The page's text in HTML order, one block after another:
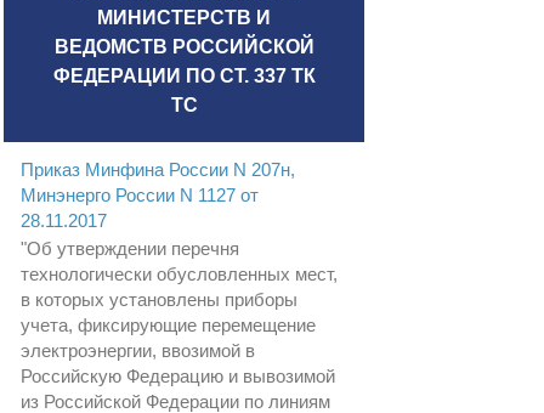
МИНИСТЕРСТВ И
ВЕДОМСТВ РОССИЙСКОЙ
ФЕДЕРАЦИИ ПО СТ. 337 ТК
ТС
Приказ Минфина России N 207н,
Минэнерго России N 1127 от
28.11.2017
"Об утверждении перечня
технологически обусловленных мест,
в которых установлены приборы
учета, фиксирующие перемещение
электроэнергии, ввозимой в
Российскую Федерацию и вывозимой
из Российской Федерации по линиям